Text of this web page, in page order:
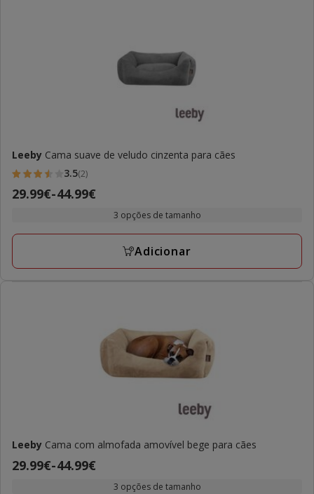
Leeby Cama suave de veludo cinzenta para cães
3.5
estrelas
2
3.5(2)
Preço
a
44.99€
29.99€-44.99€
3 opções de tamanho
Adicionar
Leeby Cama com almofada amovível bege para cães
Preço
29.99€-44.99€
3 opções de tamanho